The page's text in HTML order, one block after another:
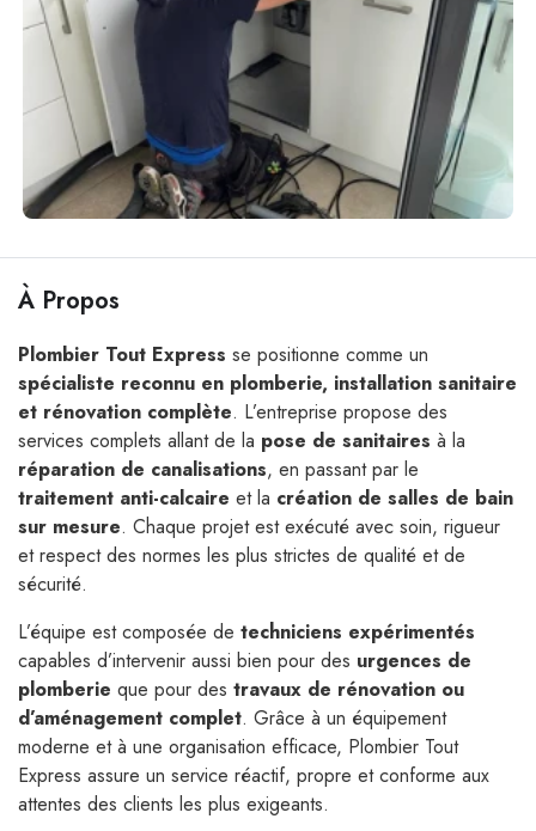
À Propos
Plombier Tout Express se positionne comme un
spécialiste reconnu en plomberie, installation sanitaire
et rénovation complète. L’entreprise propose des
services complets allant de la pose de sanitaires à la
réparation de canalisations, en passant par le
traitement anti-calcaire et la création de salles de bain
sur mesure. Chaque projet est exécuté avec soin, rigueur
et respect des normes les plus strictes de qualité et de
sécurité.
L’équipe est composée de techniciens expérimentés
capables d’intervenir aussi bien pour des urgences de
plomberie que pour des travaux de rénovation ou
d’aménagement complet. Grâce à un équipement
moderne et à une organisation efficace, Plombier Tout
Express assure un service réactif, propre et conforme aux
attentes des clients les plus exigeants.